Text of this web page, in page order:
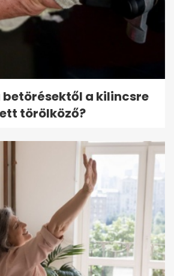
betörésektől a kilincsre
törölköző?